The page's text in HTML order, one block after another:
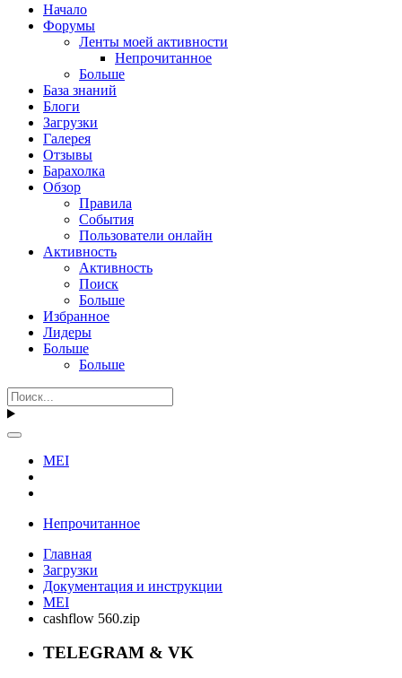
Начало
Форумы
Ленты моей активности
Непрочитанное
Больше
База знаний
Блоги
Загрузки
Галерея
Отзывы
Барахолка
Обзор
Правила
События
Пользователи онлайн
Активность
Активность
Поиск
Больше
Избранное
Лидеры
Больше
Больше
MEI
Непрочитанное
Главная
Загрузки
Документация и инструкции
MEI
cashflow 560.zip
TELEGRAM & VK